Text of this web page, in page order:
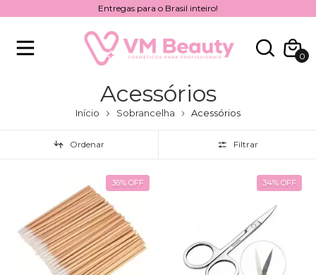
Entregas para o Brasil inteiro!
0
Acessórios
Início Sobrancelha Acessórios
Ordenar Filtrar
36% OFF 34% OFF